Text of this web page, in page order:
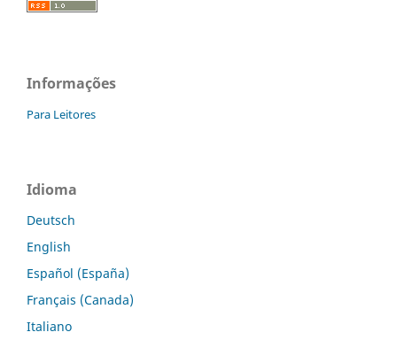
Informações
Para Leitores
Idioma
Deutsch
English
Español (España)
Français (Canada)
Italiano